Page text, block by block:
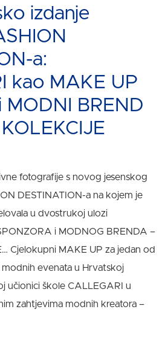
izdanje
a:
kao MAKE UP
MODNI BREND
fotografije s novog jesenskog
DESTINATION-a na kojem je
u dvostrukoj ulozi
i MODNOG BRENDA –
Cjelokupni MAKE UP za jedan od
evenata u Hrvatskoj
učionici škole CALLEGARI u
zahtjevima modnih kreatora –